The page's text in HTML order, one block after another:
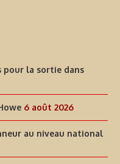
pour la sortie dans
6 août 2026
au niveau national